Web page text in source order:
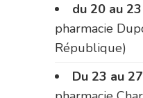
du 20 au
pharmacie
République)
Du 23 au